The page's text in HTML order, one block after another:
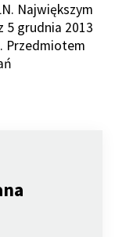
Największym
5 grudnia 2013
Przedmiotem